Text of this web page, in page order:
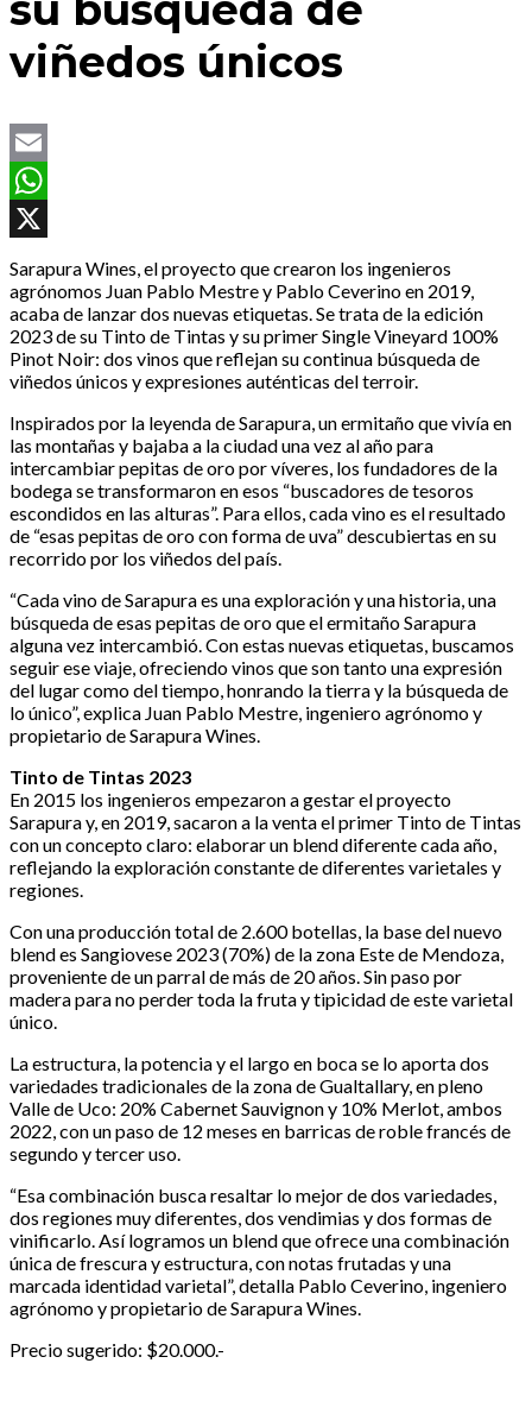
viñedos únicos
Email
WhatsApp
Sarapura Wines, el proyecto que crearon los ingenieros
agrónomos Juan Pablo Mestre y Pablo Ceverino en 2019,
acaba de lanzar dos nuevas etiquetas. Se trata de la edición
2023 de su Tinto de Tintas y su primer Single Vineyard 100%
Pinot Noir: dos vinos que reflejan su continua búsqueda de
viñedos únicos y expresiones auténticas del terroir.
Inspirados por la leyenda de Sarapura, un ermitaño que vivía en
las montañas y bajaba a la ciudad una vez al año para
intercambiar pepitas de oro por víveres, los fundadores de la
bodega se transformaron en esos “buscadores de tesoros
escondidos en las alturas”. Para ellos, cada vino es el resultado
de “esas pepitas de oro con forma de uva” descubiertas en su
recorrido por los viñedos del país.
“Cada vino de Sarapura es una exploración y una historia, una
búsqueda de esas pepitas de oro que el ermitaño Sarapura
alguna vez intercambió. Con estas nuevas etiquetas, buscamos
seguir ese viaje, ofreciendo vinos que son tanto una expresión
del lugar como del tiempo, honrando la tierra y la búsqueda de
lo único”, explica Juan Pablo Mestre, ingeniero agrónomo y
propietario de Sarapura Wines.
Tinto de Tintas 2023
En 2015 los ingenieros empezaron a gestar el proyecto
Sarapura y, en 2019, sacaron a la venta el primer Tinto de Tintas
con un concepto claro: elaborar un blend diferente cada año,
reflejando la exploración constante de diferentes varietales y
regiones.
Con una producción total de 2.600 botellas, la base del nuevo
blend es Sangiovese 2023 (70%) de la zona Este de Mendoza,
proveniente de un parral de más de 20 años. Sin paso por
madera para no perder toda la fruta y tipicidad de este varietal
único.
La estructura, la potencia y el largo en boca se lo aporta dos
variedades tradicionales de la zona de Gualtallary, en pleno
Valle de Uco: 20% Cabernet Sauvignon y 10% Merlot, ambos
2022, con un paso de 12 meses en barricas de roble francés de
segundo y tercer uso.
“Esa combinación busca resaltar lo mejor de dos variedades,
dos regiones muy diferentes, dos vendimias y dos formas de
vinificarlo. Así logramos un blend que ofrece una combinación
única de frescura y estructura, con notas frutadas y una
marcada identidad varietal”, detalla Pablo Ceverino, ingeniero
agrónomo y propietario de Sarapura Wines.
Precio sugerido: $20.000.-